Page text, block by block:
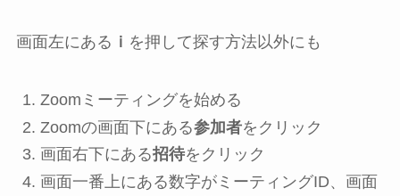
画面左にある ｉ を押して探す方法以外にも
Zoomミーティングを始める
Zoomの画面下にある参加者をクリック
画面右下にある招待をクリック
画面一番上にある数字がミーティングID、画面